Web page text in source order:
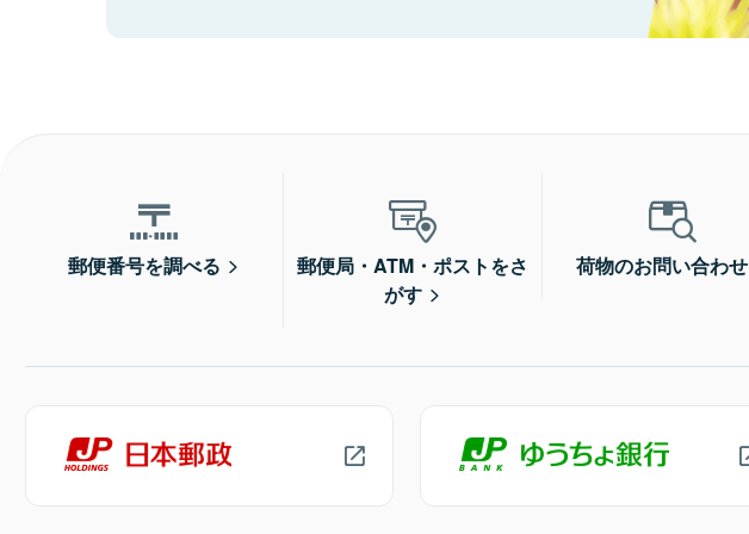
郵便番号を調べる
郵便局・ATM・ポストをさ
がす
荷物のお問い合わせ